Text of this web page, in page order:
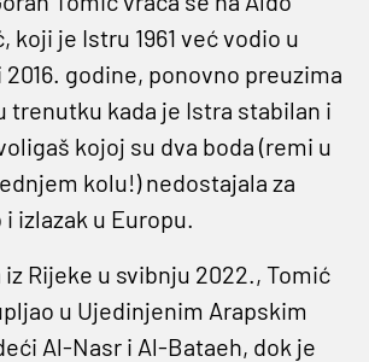
koji je Istru 1961 već vodio u
godine, ponovno preuzima
trenutku kada je Istra stabilan i
kojoj su dva boda (remi u
kolu!) nedostajala za
izlazak u Europu.
Rijeke u svibnju 2022., Tomić
u Ujedinjenim Arapskim
Al-Nasr i Al-Bataeh, dok je